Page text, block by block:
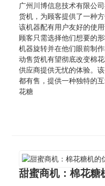
广州川博信息技术有限公
货机，为顾客提供了一种
该机器配有用户友好的使
顾客只需选择他们想要的
机器旋转并在他们眼前制
动售货机有望彻底改变棉
供应商提供无忧的体验。
都有售，提供一种独特的
花糖
甜蜜商机：棉花糖